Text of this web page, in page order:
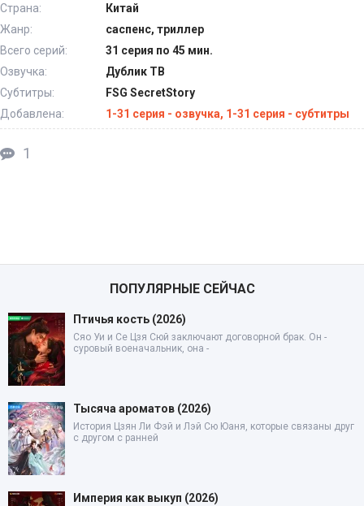
Страна:
Китай
Жанр:
саспенс, триллер
Всего серий:
31 серия по 45 мин.
Озвучка:
Дублик ТВ
Субтитры:
FSG SecretStory
Добавлена:
1-31 серия - озвучка, 1-31 серия - субтитры
1
ПОПУЛЯРНЫЕ СЕЙЧАС
Птичья кость (2026)
Сяо Уи и Се Цзя Сюй заключают договорной брак. Он -
суровый военачальник, она -
Тысяча ароматов (2026)
История Цзян Ли Фэй и Лэй Сю Юаня, которые связаны друг
с другом с ранней
Империя как выкуп (2026)